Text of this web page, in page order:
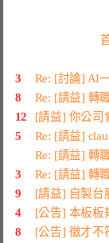
3
Re: [討論] AI
8
Re: [請益] 轉
12
[請益] 你公司
5
Re: [請益]
Re: [請益] 轉
3
Re: [請益] 轉
9
[請益] 自製台
4
[公告] 本板板
8
[公告] 徵才不